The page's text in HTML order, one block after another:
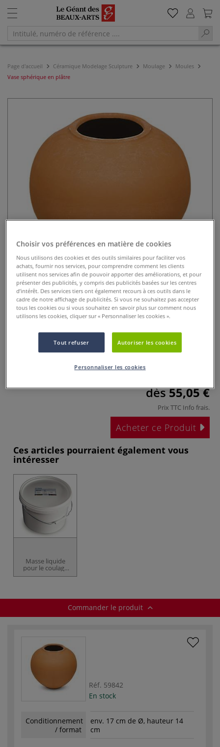
Page d'accueil Céramique Modelage Sculpture Moulage
Moules
Vase sphérique en plâtre
Vase sphérique en plâtre
Moule de coulage pour vases sphériques. Créez votre
propre vase en céramique.
Plus
dès55,05 €
Prix TTC Info frais.
Acheter ce Produit
Ces articles pourraient également vous
intéresser
Masse liquide
pour le coulage
barbotine
Commander le produit
Réf. 59842
En stock
Conditionnement
/ format
env. 17 cm de Ø, hauteur 14
cm
Choisir vos préférences en matière de cookies
Nous utilisons des cookies et des outils similaires pour faciliter vos
achats, fournir nos services, pour comprendre comment les clients
utilisent nos services afin de pouvoir apporter des améliorations, et pour
présenter des publicités, y compris des publicités basées sur les centres
d’intérêt. Des services tiers ont également recours à ces outils dans le
cadre de notre affichage de publicités. Si vous ne souhaitez pas accepter
tous les cookies ou si vous souhaitez en savoir plus sur comment nous
utilisons les cookies, cliquer sur « Personnaliser les cookies ».
Tout refuser Autoriser les cookies
Personnaliser les cookies